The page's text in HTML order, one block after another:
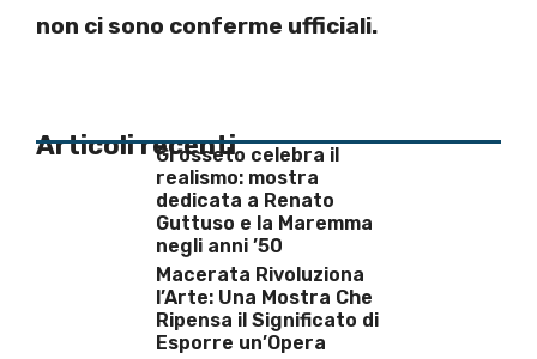
non ci sono conferme ufficiali.
Articoli recentiGrosseto celebra il
realismo: mostra
dedicata a Renato
Guttuso e la Maremma
negli anni ’50
Macerata Rivoluziona
l’Arte: Una Mostra Che
Ripensa il Significato di
Esporre un’Opera